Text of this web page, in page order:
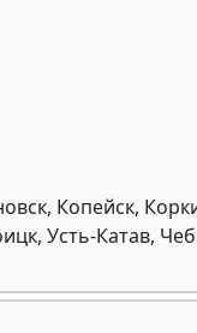
Копейск,
Усть-Катав,